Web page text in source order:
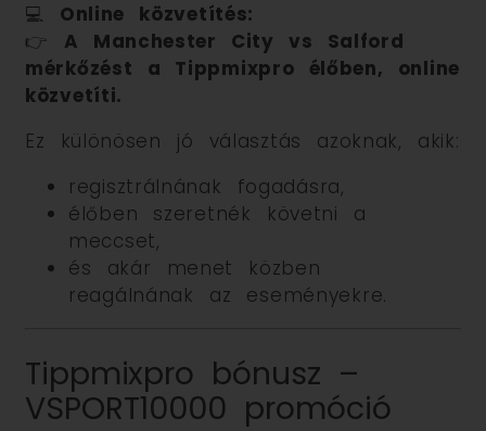
💻 Online közvetítés:
👉 A Manchester City vs Salford
mérkőzést a Tippmixpro élőben, online
közvetíti.
Ez különösen jó választás azoknak, akik:
regisztrálnának fogadásra,
élőben szeretnék követni a
meccset,
és akár menet közben
reagálnának az eseményekre.
Tippmixpro bónusz –
VSPORT10000 promóció